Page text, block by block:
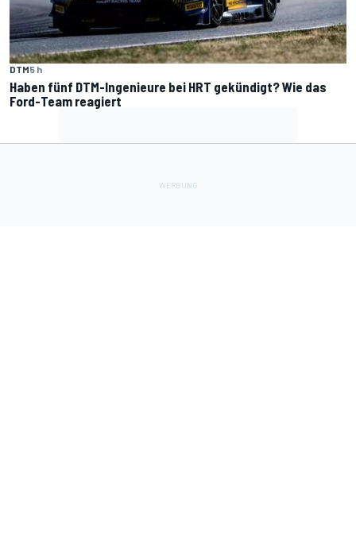
DTM5 h
Haben fünf DTM-Ingenieure bei HRT gekündigt? Wie das
Ford-Team reagiert